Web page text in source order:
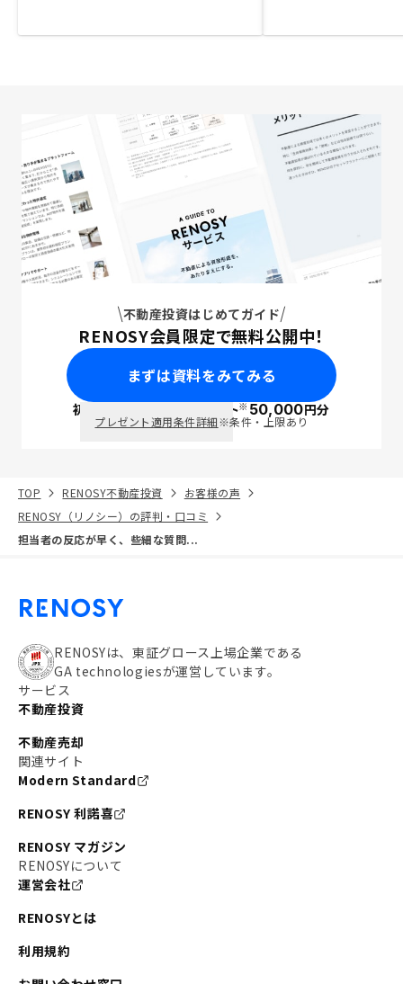
不動産投資はじめてガイド
RENOSY会員限定で無料公開中！
まずは資料をみてみる
初回面談で ポイント※50,000円分
プレゼント適用条件詳細※条件・上限あり
TOP RENOSY不動産投資
お客様の声
RENOSY（リノシー）の評判・口コミ
担当者の反応が早く、些細な質問...
RENOSYは、東証グロース上場企業である
GA technologiesが運営しています。
サービス
不動産投資
不動産売却
関連サイト
Modern Standard
RENOSY 利諾喜
RENOSY マガジン
RENOSYについて
運営会社
RENOSYとは
利用規約